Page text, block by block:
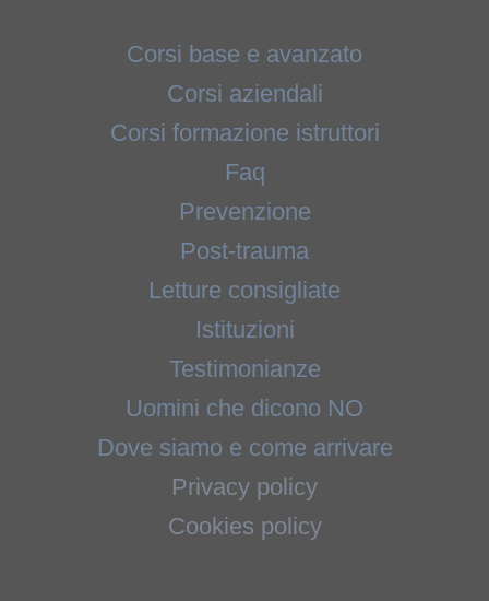
Corsi base e avanzato
Corsi aziendali
Corsi formazione istruttori
Faq
Prevenzione
Post-trauma
Letture consigliate
Istituzioni
Testimonianze
Uomini che dicono NO
Dove siamo e come arrivare
Privacy policy
Cookies policy